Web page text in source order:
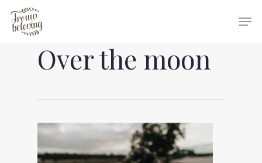
Hit enter to search or ESC to close
Over the moon